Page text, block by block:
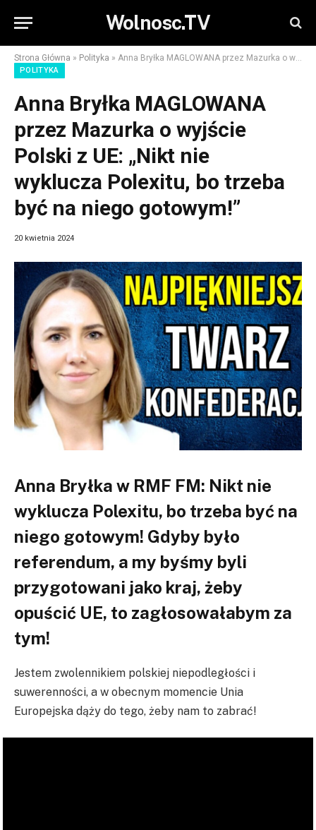
Wolnosc.TV
Strona Główna » Polityka » Anna Bryłka MAGLOWANA przez Mazurka o wyjście Polski z UE: „Nikt nie wyklucza Polexitu, bo trzeba być na niego gotowym!”
POLITYKA
Anna Bryłka MAGLOWANA
przez Mazurka o wyjście
Polski z UE: „Nikt nie
wyklucza Polexitu, bo trzeba
być na niego gotowym!”
20 kwietnia 2024
Anna Bryłka w RMF FM: Nikt nie
wyklucza Polexitu, bo trzeba być na
niego gotowym! Gdyby było
referendum, a my byśmy byli
przygotowani jako kraj, żeby
opuścić UE, to zagłosowałabym za
tym!
Jestem zwolennikiem polskiej niepodległości i
suwerenności, a w obecnym momencie Unia
Europejska dąży do tego, żeby nam to zabrać!